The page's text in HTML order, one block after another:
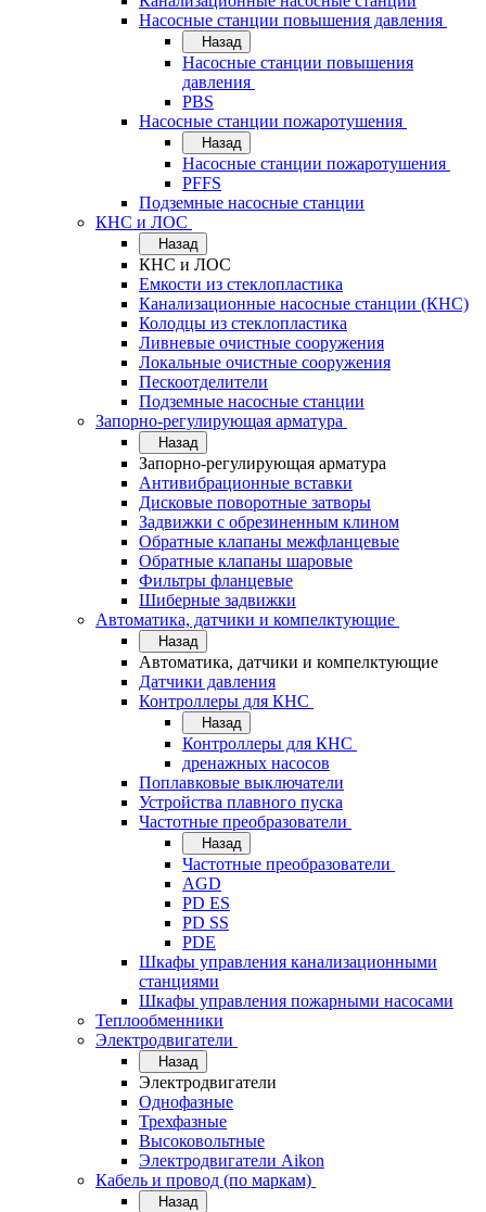
Насосные станции повышения давления
Назад
Насосные станции повышения
давления
PBS
Насосные станции пожаротушения
Назад
Насосные станции пожаротушения
PFFS
Подземные насосные станции
КНС и ЛОС
Назад
КНС и ЛОС
Емкости из стеклопластика
Канализационные насосные станции (КНС)
Колодцы из стеклопластика
Ливневые очистные сооружения
Локальные очистные сооружения
Пескоотделители
Подземные насосные станции
Запорно-регулирующая арматура
Назад
Запорно-регулирующая арматура
Антивибрационные вставки
Дисковые поворотные затворы
Задвижки с обрезиненным клином
Обратные клапаны межфланцевые
Обратные клапаны шаровые
Фильтры фланцевые
Шиберные задвижки
Автоматика, датчики и компелктующие
Назад
Автоматика, датчики и компелктующие
Датчики давления
Контроллеры для КНС
Назад
Контроллеры для КНС
дренажных насосов
Поплавковые выключатели
Устройства плавного пуска
Частотные преобразователи
Назад
Частотные преобразователи
AGD
PD ES
PD SS
PDE
Шкафы управления канализационными
станциями
Шкафы управления пожарными насосами
Теплообменники
Электродвигатели
Назад
Электродвигатели
Однофазные
Трехфазные
Высоковольтные
Электродвигатели Aikon
Кабель и провод (по маркам)
Назад